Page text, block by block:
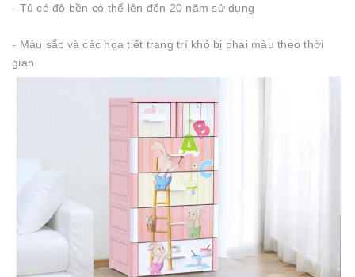
- Tủ có độ bền có thể lên đến 20 năm sử dụng
- Màu sắc và các họa tiết trang trí khó bị phai màu theo thời
gian